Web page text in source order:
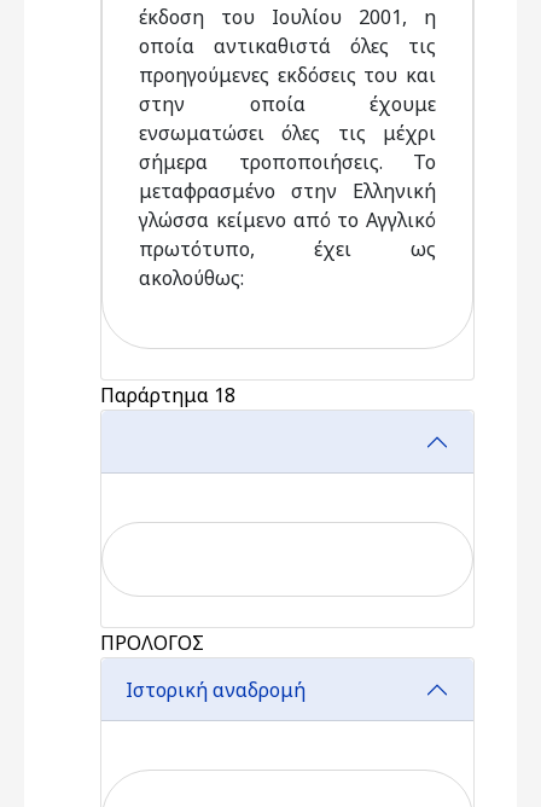
έκδοση του Ιουλίου 2001, η
οποία αντικαθιστά όλες τις
προηγούμενες εκδόσεις του και
στην οποία έχουμε
ενσωματώσει όλες τις μέχρι
σήμερα τροποποιήσεις. Το
μεταφρασμένο στην Ελληνική
γλώσσα κείμενο από το Αγγλικό
πρωτότυπο, έχει ως
ακολούθως:
Παράρτημα 18
ΠΡΟΛΟΓΟΣ
Ιστορική αναδρομή